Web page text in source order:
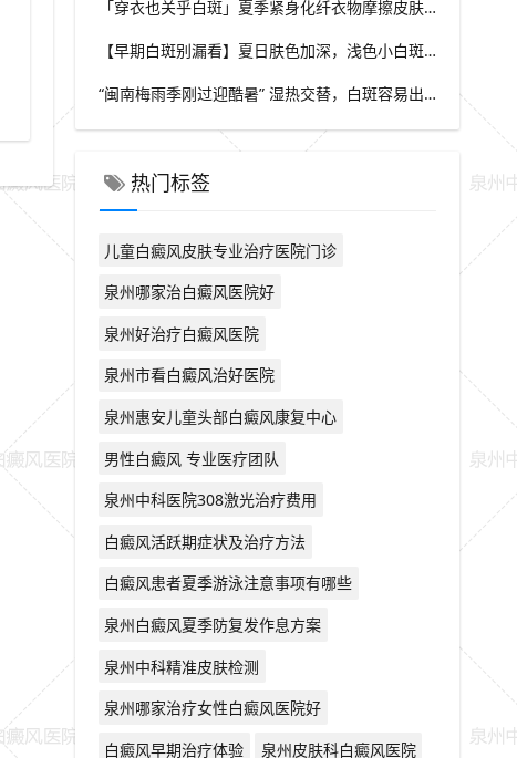
泉州中科医院皮肤护理咨询
「穿衣也关乎白斑」夏季紧身化纤衣物摩擦皮肤，容易触发同形反应，泉州中科白癜风医院推荐白斑人群穿搭选择
【早期白斑别漏看】夏日肤色加深，浅色小白斑容易被忽略，泉州中科白癜风医院提示发现异常白斑尽早筛查
“闽南梅雨季刚过迎酷暑” 湿热交替，白斑容易出现波动，泉州中科白癜风医院讲解潮湿环境下白斑护理重点
热门标签
儿童白癜风皮肤专业治疗医院门诊
泉州哪家治白癜风医院好
泉州好治疗白癜风医院
泉州市看白癜风治好医院
泉州惠安儿童头部白癜风康复中心
男性白癜风 专业医疗团队
泉州中科医院308激光治疗费用
白癜风活跃期症状及治疗方法
白癜风患者夏季游泳注意事项有哪些
泉州白癜风夏季防复发作息方案
泉州中科精准皮肤检测
泉州哪家治疗女性白癜风医院好
白癜风早期治疗体验
泉州皮肤科白癜风医院